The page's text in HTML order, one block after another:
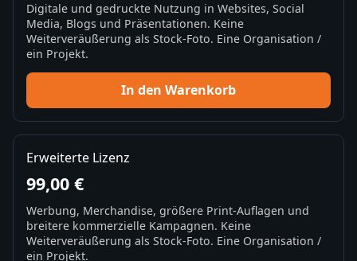
Digitale und gedruckte Nutzung in Websites, Social
Media, Blogs und Präsentationen. Keine
Weiterveräußerung als Stock-Foto. Eine Organisation /
ein Projekt.
In den Warenkorb
Erweiterte Lizenz
99,00 €
Werbung, Merchandise, größere Print-Auflagen und
breitere kommerzielle Kampagnen. Keine
Weiterveräußerung als Stock-Foto. Eine Organisation /
ein Projekt.